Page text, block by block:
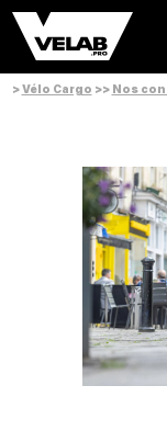
>Vélo Cargo >> Nos